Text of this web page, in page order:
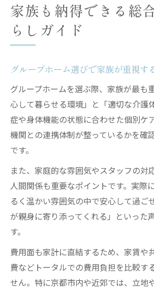
家族も納得できる総
らしガイド
グループホーム選びで家族が重視す
グループホームを選ぶ際、家族が最も
心して暮らせる環境」と「適切な介護
症や身体機能の状態に合わせた個別ケ
機関との連携体制が整っているかを確
です。
また、家庭的な雰囲気やスタッフの対
人間関係も重要なポイントです。実際
るく温かい雰囲気の中で安心して過ご
が親身に寄り添ってくれる」といった
す。
費用面も家計に直結するため、家賃や
費などトータルでの費用負担を比較す
せん。特に京都市内や近郊では、立地